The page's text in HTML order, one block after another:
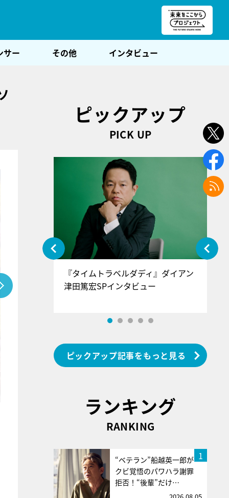
サー その他 インタビュー
ピックアップ
PICK UP
』＝LOV
インタ
『タイムトラベルダディ』ダイアン
津田篤宏SPインタビュー
ピックアップ記事をもっと見る
ランキング
RANKING
1
“ベテラン”船越英一郎が
クビ覚悟のパワハラ謝罪
拒否！“後輩”だけ…